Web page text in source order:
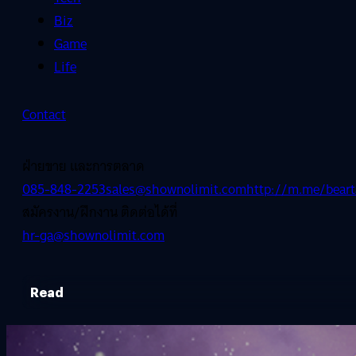
Biz
Game
Life
Contact
ฝ่ายขาย และการตลาด
085-848-2253sales@shownolimit.comhttp://m.me/
สมัครงาน/ฝึกงาน ติดต่อได้ที่
hr-ga@shownolimit.com
Read